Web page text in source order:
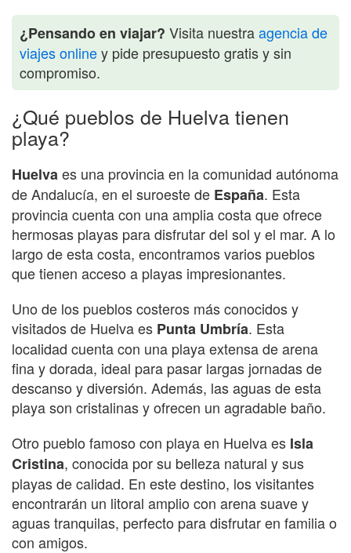
¿Pensando en viajar? Visita nuestraagencia de
viajes onliney pide presupuesto gratis y sin
compromiso.
¿Qué pueblos de Huelva tienen
playa?
Huelvaes una provincia en la comunidad autónoma
de Andalucía, en el suroeste de España. Esta
provincia cuenta con una amplia costa que ofrece
hermosas playas para disfrutar del sol y el mar. A lo
largo de esta costa, encontramos varios pueblos
que tienen acceso a playas impresionantes.
Uno de los pueblos costeros más conocidos y
visitados de Huelva es Punta Umbría. Esta
localidad cuenta con una playa extensa de arena
fina y dorada, ideal para pasar largas jornadas de
descanso y diversión. Además, las aguas de esta
playa son cristalinas y ofrecen un agradable baño.
Otro pueblo famoso con playa en Huelva es Isla
Cristina, conocida por su belleza natural y sus
playas de calidad. En este destino, los visitantes
encontrarán un litoral amplio con arena suave y
aguas tranquilas, perfecto para disfrutar en familia o
con amigos.